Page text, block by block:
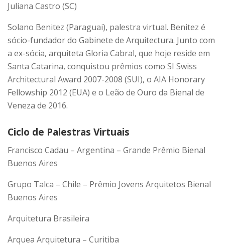
Juliana Castro (SC)
Solano Benitez (Paraguai), palestra virtual. Benitez é
sócio-fundador do Gabinete de Arquitectura. Junto com
a ex-sócia, arquiteta Gloria Cabral, que hoje reside em
Santa Catarina, conquistou prêmios como SI Swiss
Architectural Award 2007-2008 (SUI), o AIA Honorary
Fellowship 2012 (EUA) e o Leão de Ouro da Bienal de
Veneza de 2016.
Ciclo de Palestras Virtuais
Francisco Cadau – Argentina – Grande Prêmio Bienal
Buenos Aires
Grupo Talca – Chile – Prêmio Jovens Arquitetos Bienal
Buenos Aires
Arquitetura Brasileira
Arquea Arquitetura – Curitiba